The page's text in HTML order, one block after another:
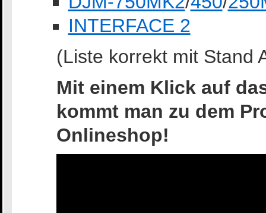
INTERFACE 2
(Liste korrekt mit Stand
Mit einem Klick auf
kommt man zu dem
Onlineshop!